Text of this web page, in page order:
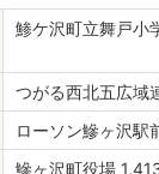
鯵ケ沢町立舞戸小
つがる西北五広域
ローソン鰺ヶ沢駅
鰺ヶ沢町役場